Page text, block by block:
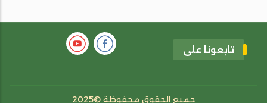
تابعونا على
جميع الحقوق محفوظة ©2025